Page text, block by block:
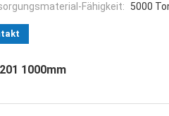
Fähigkeit:
5000
1000mm